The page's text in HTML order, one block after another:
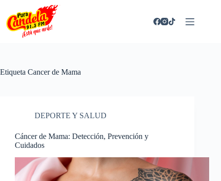
contenido
Etiqueta Cancer de Mama
DEPORTE Y SALUD
Cáncer de Mama: Detección, Prevención y
Cuidados